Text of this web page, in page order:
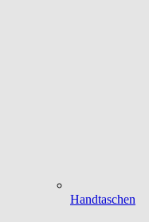
Handtaschen